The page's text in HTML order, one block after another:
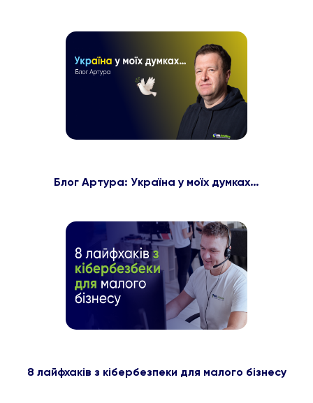
Блог Артура: Україна у моїх думках…
8 лайфхаків з кібербезпеки для малого бізнесу